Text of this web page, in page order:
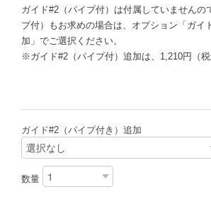
ガイド#2（パイプ付）は付属していませんの
プ付）もお求めの場合は、オプション「ガイ
加」でご選択ください。
※ガイド#2（パイプ付）追加は、1,210円（税
ガイド#2（パイプ付き）追加
数量